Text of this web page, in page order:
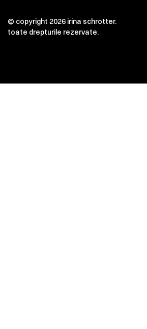
© copyright 2026 irina schrotter.
toate drepturile rezervate.